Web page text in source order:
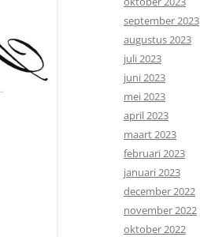
september 2023
augustus 2023
juli 2023
juni 2023
mei 2023
april 2023
maart 2023
februari 2023
januari 2023
december 2022
november 2022
oktober 2022